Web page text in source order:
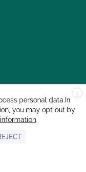
© 2025 CCOF.org
X
personal data.In
you may opt out by
.